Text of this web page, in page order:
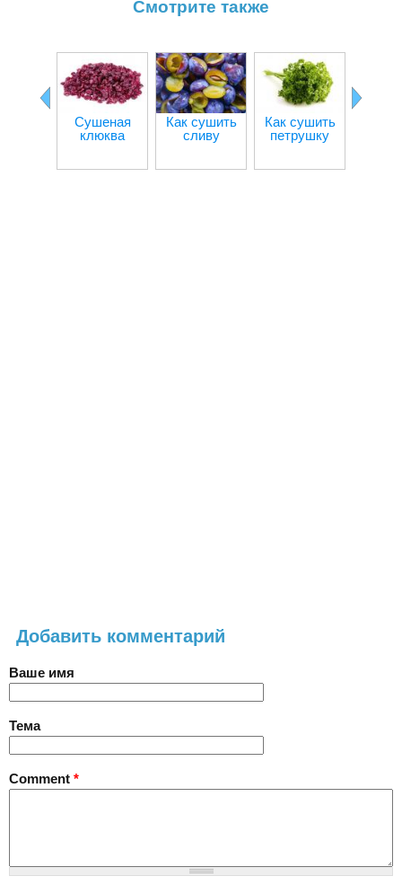
Смотрите также
Сушеная
клюква
Как сушить
сливу
Как сушить
петрушку
Добавить комментарий
Ваше имя
Тема
Comment *